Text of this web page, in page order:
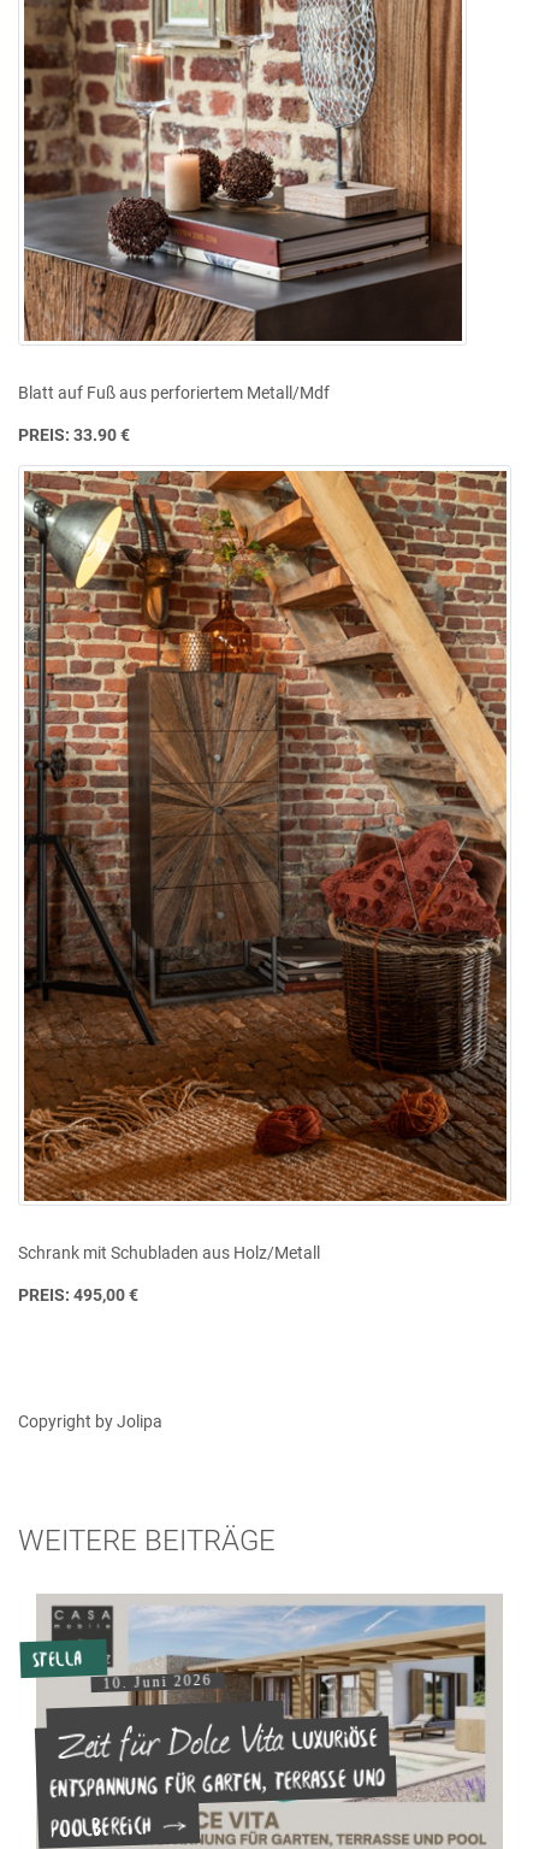
Blatt auf Fuß aus perforiertem Metall/Mdf
PREIS: 33.90 €
Schrank mit Schubladen aus Holz/Metall
PREIS: 495,00 €
Copyright by Jolipa
WEITERE BEITRÄGE
Stella
10. Juni 2026
Zeit für Dolce VitaLuxuriöse
Entspannung für Garten, Terrasse und
Poolbereich